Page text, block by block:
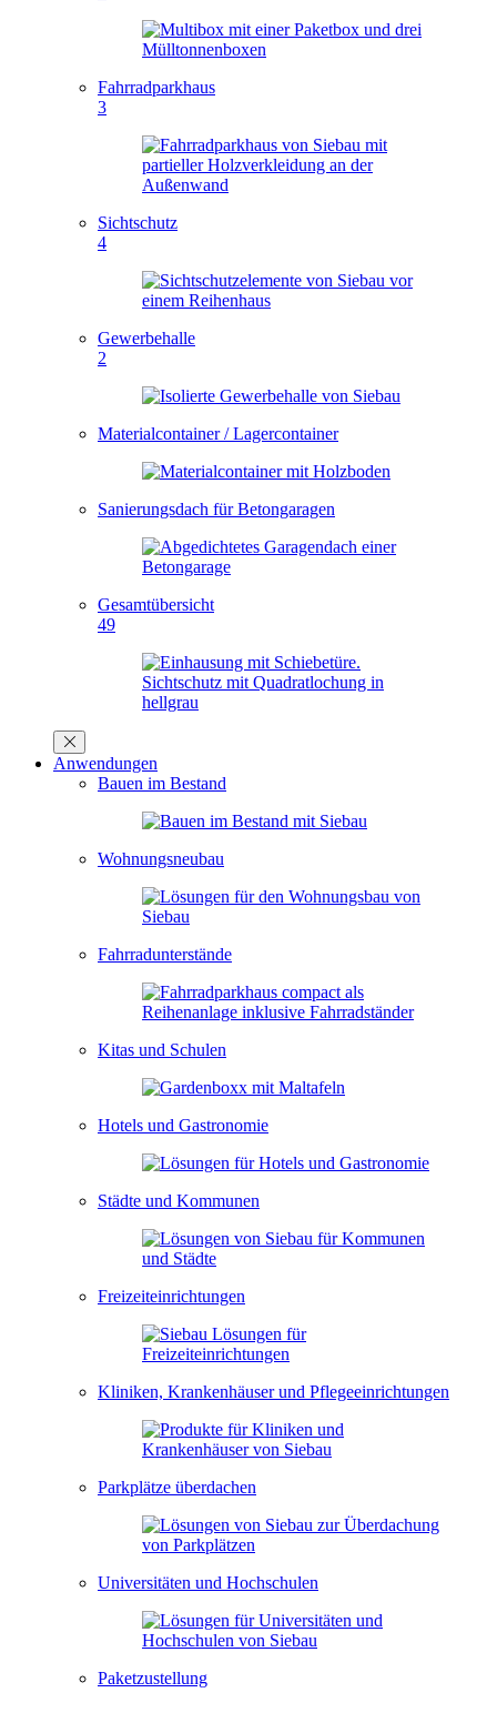
Fahrradparkhaus
3
Sichtschutz
4
Gewerbehalle
2
Materialcontainer / Lagercontainer
Sanierungsdach für Betongaragen
Gesamtübersicht
49
Anwendungen
Bauen im Bestand
Wohnungsneubau
Fahrradunterstände
Kitas und Schulen
Hotels und Gastronomie
Städte und Kommunen
Freizeiteinrichtungen
Kliniken, Krankenhäuser und Pflegeeinrichtungen
Parkplätze überdachen
Universitäten und Hochschulen
Paketzustellung